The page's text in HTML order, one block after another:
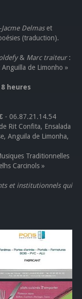
Jacme Delmaset
(traduction).
& Marc traiteur:
de Limonho »
heures
- 06.87.21.14.54
Rit Confita, Ensalada
Anguila de Limonha,
Traditionnelles
Carcinols »
et institutionnels qui